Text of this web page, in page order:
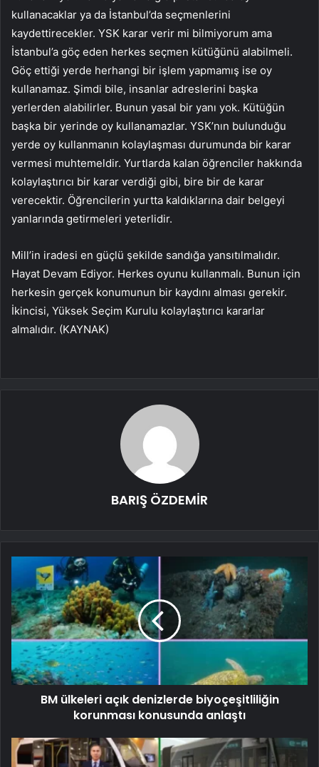
kullanacaklar ya da İstanbul’da seçmenlerini
kaydettirecekler. YSK karar verir mi bilmiyorum ama
İstanbul’a göç eden herkes seçmen kütüğünü alabilmeli.
Göç ettiği yerde herhangi bir işlem yapmamış ise oy
kullanamaz. Şimdi bile, insanlar adreslerini başka
yerlerden alabilirler. Bunun yasal bir yanı yok. Kütüğün
başka bir yerinde oy kullanamazlar. YSK’nın bulunduğu
yerde oy kullanmanın kolaylaşması durumunda bir karar
vermesi muhtemeldir. Yurtlarda kalan öğrenciler hakkında
kolaylaştırıcı bir karar verdiği gibi, bire bir de karar
verecektir. Öğrencilerin yurtta kaldıklarına dair belgeyi
yanlarında getirmeleri yeterlidir.
Mill’in iradesi en güçlü şekilde sandığa yansıtılmalıdır.
Hayat Devam Ediyor. Herkes oyunu kullanmalı. Bunun için
herkesin gerçek konumunun bir kaydını alması gerekir.
İkincisi, Yüksek Seçim Kurulu kolaylaştırıcı kararlar
almalıdır. (KAYNAK)
BARIŞ ÖZDEMİR
BM ülkeleri açık denizlerde biyoçeşitliliğin
korunması konusunda anlaştı